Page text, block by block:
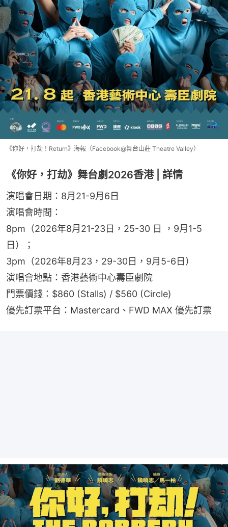
《你好，打劫！Return》海報（Facebook@舞台山莊 Theatre Valley）
《你好，打劫》舞台劇2026香港 | 詳情
演唱會日期：8月21-9月6日
演唱會時間：
8pm（2026年8月21-23日，25-30 日 ，9月1-5
日）；
3pm（2026年8月23，29-30日，9月5-6日）
演唱會地點：香港藝術中心壽臣劇院
門票價錢：$860 (Stalls) / $560 (Circle)
優先訂票平台：Mastercard、FWD MAX 優先訂票